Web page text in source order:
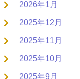
2026年1月
2025年12月
2025年11月
2025年10月
2025年9月